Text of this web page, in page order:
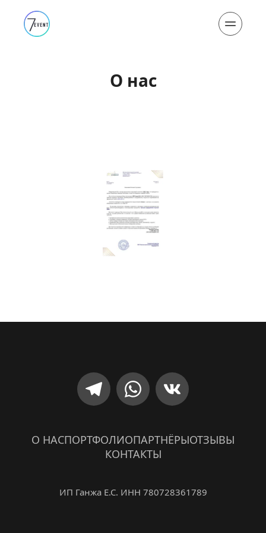
О нас
О НАСПОРТФОЛИОПАРТНЁРЫОТЗЫВЫ
КОНТАКТЫ
ИП Ганжа Е.С. ИНН 780728361789